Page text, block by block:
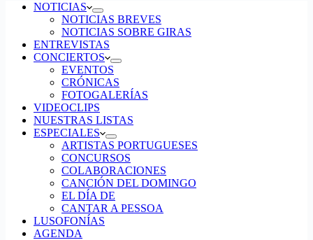
NOTICIAS
NOTICIAS BREVES
NOTICIAS SOBRE GIRAS
ENTREVISTAS
CONCIERTOS
EVENTOS
CRÓNICAS
FOTOGALERÍAS
VIDEOCLIPS
NUESTRAS LISTAS
ESPECIALES
ARTISTAS PORTUGUESES
CONCURSOS
COLABORACIONES
CANCIÓN DEL DOMINGO
EL DÍA DE
CANTAR A PESSOA
LUSOFONÍAS
AGENDA